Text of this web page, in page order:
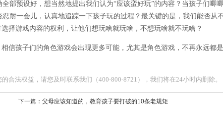
部预设好，想当然地提出我们认为“应该蛮好玩”的内容？当孩子们唧
耐一会儿，认真地追踪一下孩子玩的过程？最关键的是，我们能否从
择游戏内容的权利，让他们想玩啥就玩啥，不想玩啥就不玩啥？
信孩子们的角色游戏会出现更多可能，尤其是角色游戏，不再永远都
合法权益，请您及时联系我们（400-800-8721），我们将在24小时内删除。
下一篇： 父母应该知道的，教育孩子要打破的10条老规矩